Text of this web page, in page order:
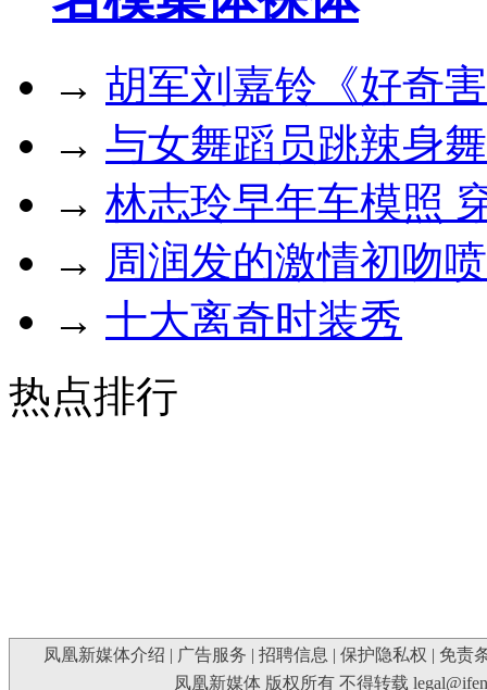
→ 胡军刘嘉铃《好奇
→ 与女舞蹈员跳辣身
→ 林志玲早年车模照
→ 周润发的激情初吻
→ 十大离奇时装秀
热点排行
凤凰新媒体介绍 | 广告服务 | 招聘信息 | 保护隐私权 | 免责
凤凰新媒体 版权所有 不得转载